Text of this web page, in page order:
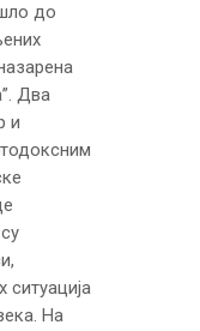
до
Два
и
На